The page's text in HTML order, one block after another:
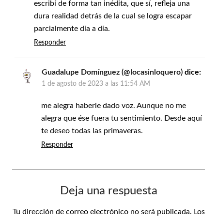
escribí de forma tan inédita, que sí, refleja una
dura realidad detrás de la cual se logra escapar
parcialmente día a día.
Responder
Guadalupe Domínguez (@locasinloquero) dice:
1 de agosto de 2023 a las 11:54 AM
me alegra haberle dado voz. Aunque no me
alegra que ése fuera tu sentimiento. Desde aquí
te deseo todas las primaveras.
Responder
Deja una respuesta
Tu dirección de correo electrónico no será publicada. Los